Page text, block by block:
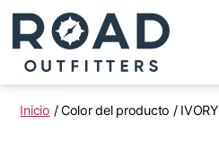
Inicio / Color del producto / IVORY